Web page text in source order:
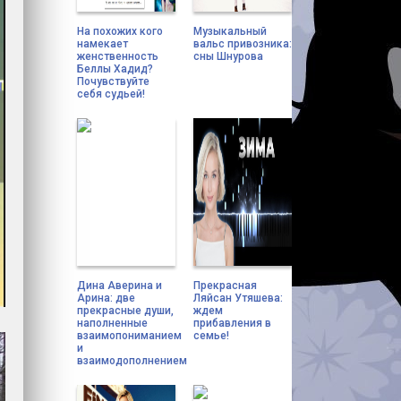
На похожих кого
намекает
женственность
Беллы Хадид?
Почувствуйте
себя судьей!
Музыкальный
вальс привозника:
сны Шнурова
Дина Аверина и
Арина: две
прекрасные души,
наполненные
взаимопониманием
и
взаимодополнением
Прекрасная
Ляйсан Утяшева:
ждем
прибавления в
семье!